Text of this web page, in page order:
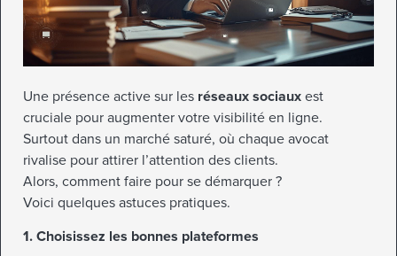
Une présence active sur les réseaux sociaux est
cruciale pour augmenter votre visibilité en ligne.
Surtout dans un marché saturé, où chaque avocat
rivalise pour attirer l’attention des clients.
Alors, comment faire pour se démarquer ?
Voici quelques astuces pratiques.
1. Choisissez les bonnes plateformes